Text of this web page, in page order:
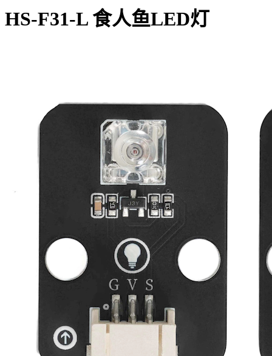
HS-F31-L 食人鱼LED灯